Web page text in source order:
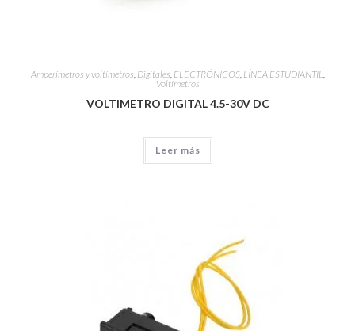
Amperímetros y voltímetros, Digitales, ELECTRÓNICOS, LÍNEA ESTUDIANTIL,
Voltímetros
VOLTIMETRO DIGITAL 4.5-30V DC
Leer más